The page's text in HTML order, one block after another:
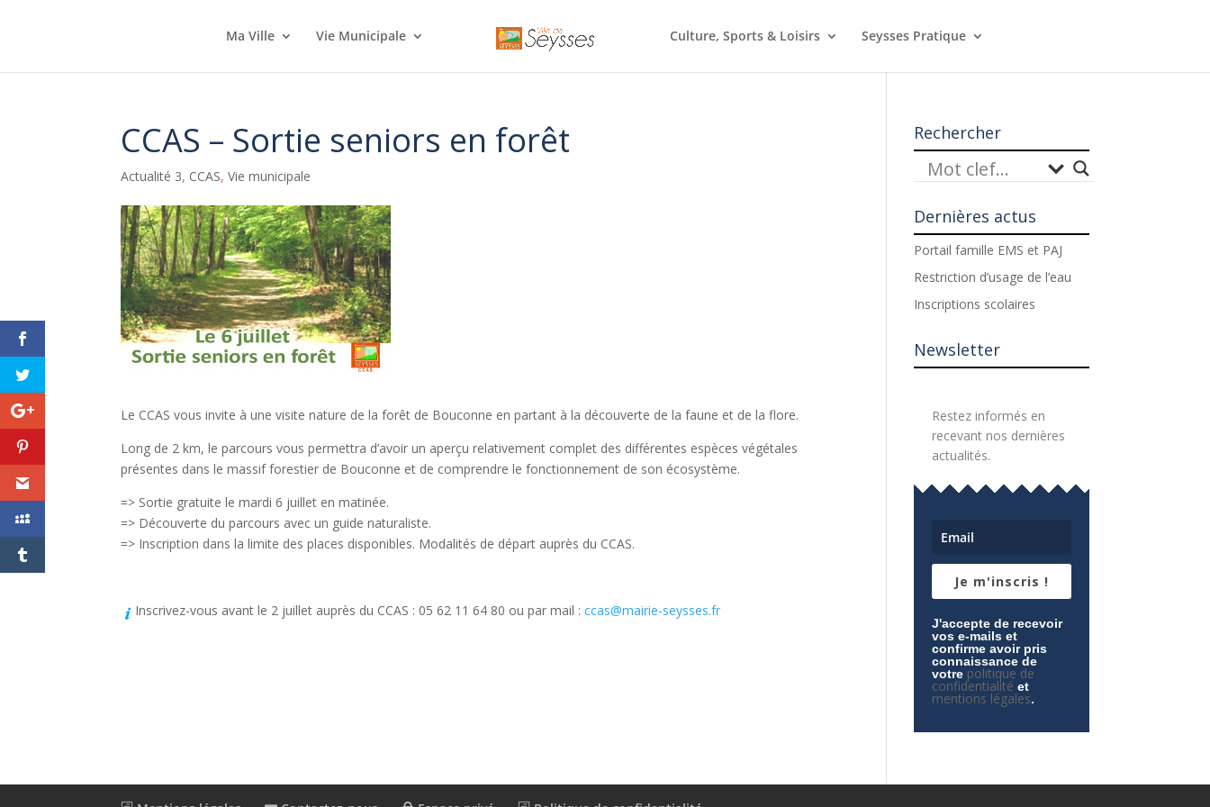
Ma Ville Vie Municipale Culture, Sports & Loisirs Seysses Pratique
CCAS – Sortie seniors en forêt
Actualité 3, CCAS,Vie municipale
Le CCAS vous invite à une visite nature de la forêt de Bouconne en partant à la découverte de la faune et de la flore.
Long de 2 km, le parcours vous permettra d’avoir un aperçu relativement complet des différentes espèces végétales
présentes dans le massif forestier de Bouconne et de comprendre le fonctionnement de son écosystème.
=> Sortie gratuite le mardi 6 juillet en matinée.
=> Découverte du parcours avec un guide naturaliste.
=> Inscription dans la limite des places disponibles. Modalités de départ auprès du CCAS.
Inscrivez-vous avant le 2 juillet auprès du CCAS : 05 62 11 64 80 ou par mail :ccas@mairie-seysses.fr
Rechercher
Dernières actus
Portail famille EMS et PAJ
Restriction d’usage de l’eau
Inscriptions scolaires
Newsletter
Restez informés en
recevant nos dernières
actualités.
Je m'inscris !
J'accepte de recevoir
vos e-mails et
confirme avoir pris
connaissance de
votre politique de
confidentialité et
mentions légales.